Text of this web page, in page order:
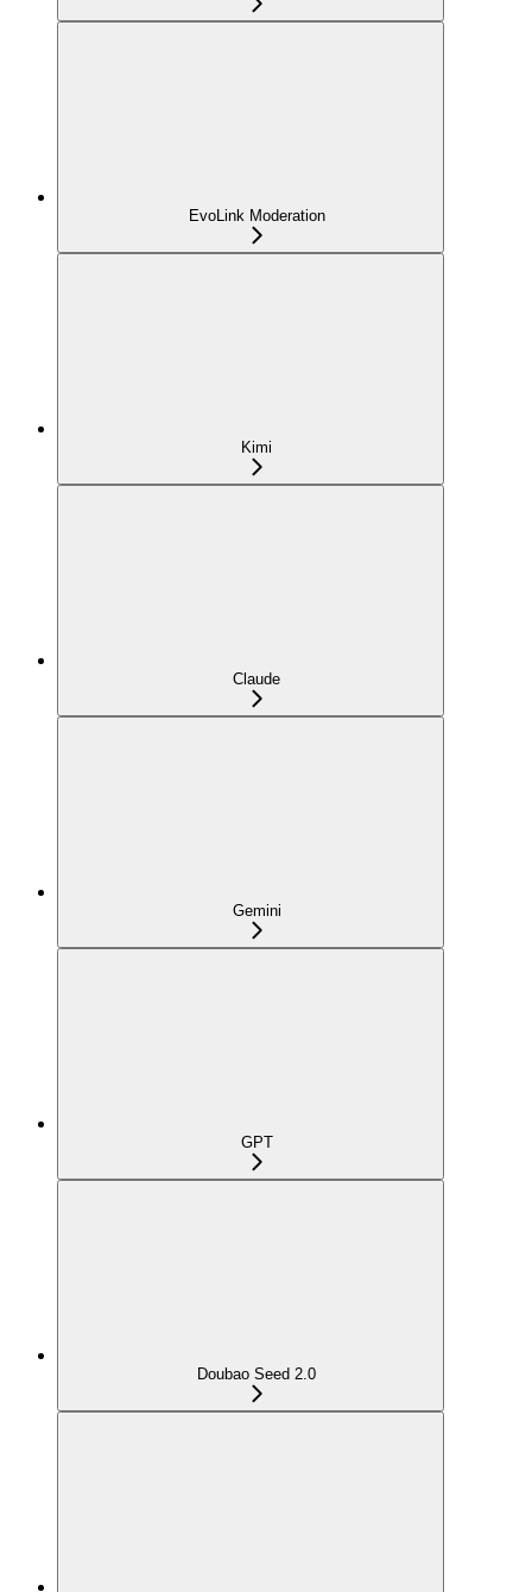
EvoLink Moderation
Kimi
Claude
Gemini
GPT
Doubao Seed 2.0